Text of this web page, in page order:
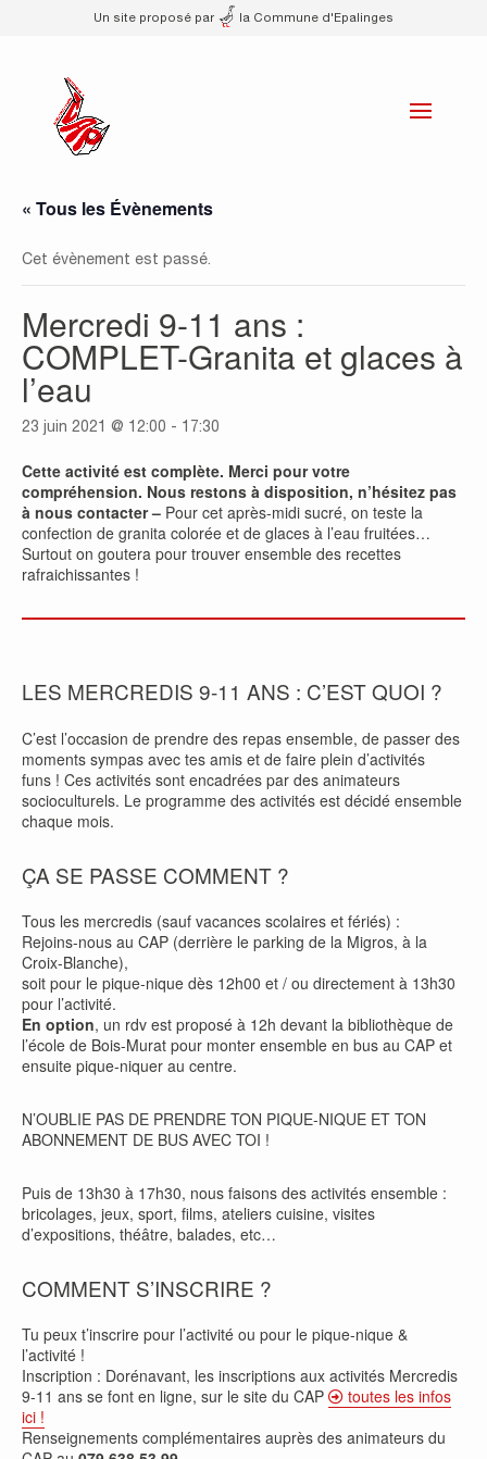
Un site proposé par la Commune d'Epalinges
« Tous les Évènements
Cet évènement est passé.
Mercredi 9-11 ans :
COMPLET-Granita et glaces à
l’eau
23 juin 2021 @ 12:00 - 17:30
Cette activité est complète. Merci pour votre
compréhension. Nous restons à disposition, n’hésitez pas
à nous contacter – Pour cet après-midi sucré, on teste la
confection de granita colorée et de glaces à l’eau fruitées…
Surtout on goutera pour trouver ensemble des recettes
rafraichissantes !
LES MERCREDIS 9-11 ANS : C’EST QUOI ?
C’est l’occasion de prendre des repas ensemble, de passer des
moments sympas avec tes amis et de faire plein d’activités
funs ! Ces activités sont encadrées par des animateurs
socioculturels. Le programme des activités est décidé ensemble
chaque mois.
ÇA SE PASSE COMMENT ?
Tous les mercredis (sauf vacances scolaires et fériés) :
Rejoins-nous au CAP (derrière le parking de la Migros, à la
Croix-Blanche),
soit pour le pique-nique dès 12h00 et / ou directement à 13h30
pour l’activité.
En option, un rdv est proposé à 12h devant la bibliothèque de
l’école de Bois-Murat pour monter ensemble en bus au CAP et
ensuite pique-niquer au centre.
N’OUBLIE PAS DE PRENDRE TON PIQUE-NIQUE ET TON
ABONNEMENT DE BUS AVEC TOI !
Puis de 13h30 à 17h30, nous faisons des activités ensemble :
bricolages, jeux, sport, films, ateliers cuisine, visites
d’expositions, théâtre, balades, etc…
COMMENT S’INSCRIRE ?
Tu peux t’inscrire pour l’activité ou pour le pique-nique &
l’activité !
Inscription : Dorénavant, les inscriptions aux activités Mercredis
9-11 ans se font en ligne, sur le site du CAP
toutes les infos
ici !
Renseignements complémentaires auprès des animateurs du